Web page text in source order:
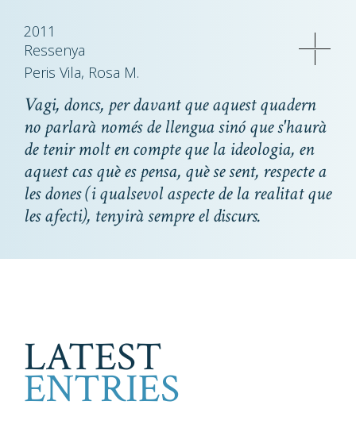
2011
Ressenya
Peris Vila, Rosa M.
Vagi, doncs, per davant que aquest quadern
no parlarà només de llengua sinó que s'haurà
de tenir molt en compte que la ideologia, en
aquest cas què es pensa, què se sent, respecte a
les dones (i qualsevol aspecte de la realitat que
les afecti), tenyirà sempre el discurs.
LATEST
ENTRIES